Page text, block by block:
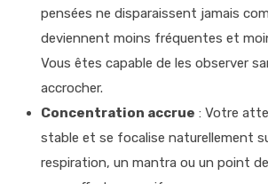
pensées ne disparaissent jamais
deviennent moins fréquentes et
Vous êtes capable de les observer
accrocher.
Concentration accrue : Votre
stable et se focalise naturellement
respiration, un mantra ou un point